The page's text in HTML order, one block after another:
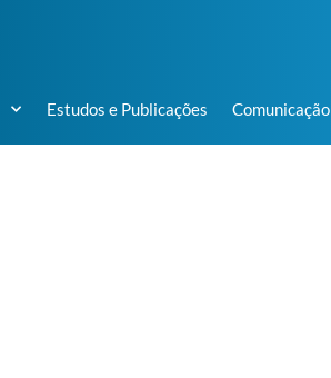
Estudos e Publicações Comunicação